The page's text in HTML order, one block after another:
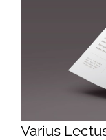
Varius